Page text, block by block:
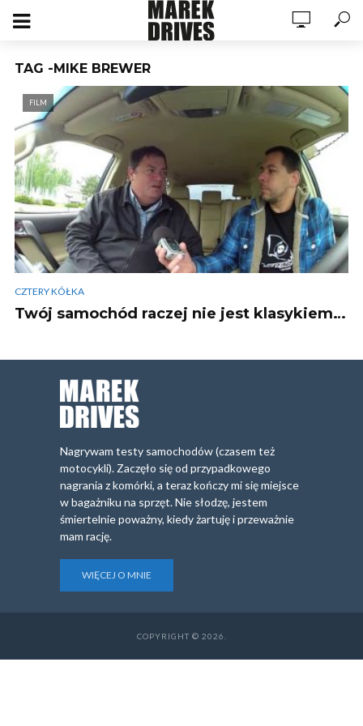
TAG -MIKE BREWER
FILM
CZTERY KÓŁKA
Twój samochód raczej nie jest klasykiem…
Nagrywam testy samochodów (czasem też
motocykli). Zaczęło się od przypadkowego
nagrania z komórki, a teraz kończy mi się miejsce
w bagażniku na sprzęt. Nie słodzę, jestem
śmiertelnie poważny, kiedy żartuję i przeważnie
mam rację.
WIĘCEJ O MNIE
COPYRIGHT © 2026.